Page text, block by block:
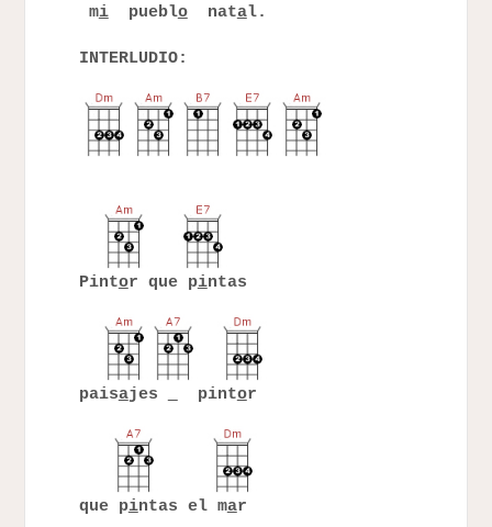
mipueblonatal.
INTERLUDIO:
Pintor que pintas
paisajes pintor
que pintas el mar